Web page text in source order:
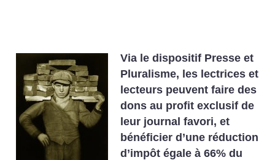
Via le dispositif Presse et
Pluralisme, les lectrices et
lecteurs peuvent faire des
dons au profit exclusif de
leur journal favori, et
bénéficier d’une réduction
d’impôt égale à 66% du